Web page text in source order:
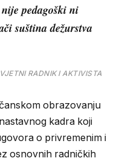
pedagoški ni
suština dežurstva
RADNIK I AKTIVISTA
obrazovanju
kadra koji
o privremenim i
osnovnih radničkih